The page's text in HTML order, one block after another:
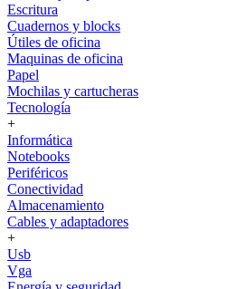
Escritura
Cuadernos y blocks
Útiles de oficina
Maquinas de oficina
Papel
Mochilas y cartucheras
Tecnología
+
Informática
Notebooks
Periféricos
Conectividad
Almacenamiento
Cables y adaptadores
+
Usb
Vga